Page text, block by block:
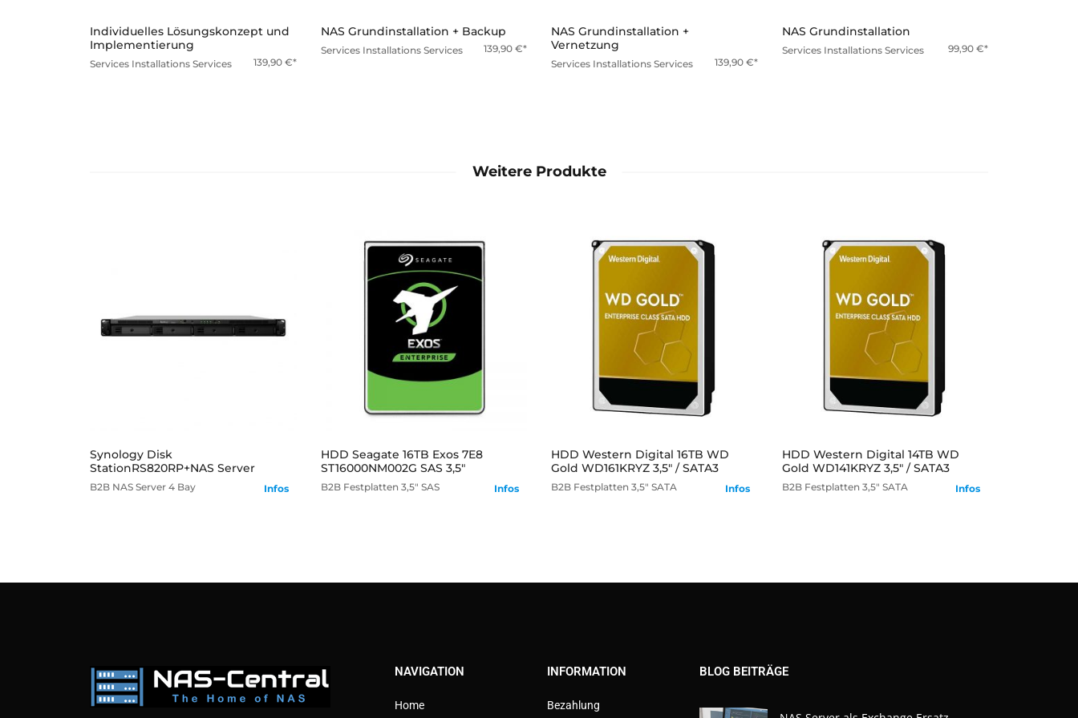
Individuelles Lösungskonzept und
Implementierung
Services Installations Services 139,90 €
NAS Grundinstallation + Backup
Services Installations Services 139,90 €
NAS Grundinstallation +
Vernetzung
Services Installations Services 139,90 €
NAS Grundinstallation
Services Installations Services 99,90 €
Weitere Produkte
Synology Disk
StationRS820RP+NAS Server
B2B NAS Server 4 Bay Infos
mehr
HDD Seagate 16TB Exos 7E8
ST16000NM002G SAS 3,5"
B2B Festplatten 3,5" SAS Infos
mehr
HDD Western Digital 16TB WD
Gold WD161KRYZ 3,5" / SATA3
B2B Festplatten 3,5" SATA Infos
mehr
HDD Western Digital 14TB WD
Gold WD141KRYZ 3,5" / SATA3
B2B Festplatten 3,5" SATA Infos
NAVIGATION
Home
INFORMATION
Bezahlung
BLOG BEITRÄGE